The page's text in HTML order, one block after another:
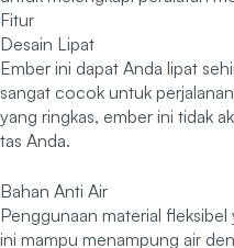
Fitur
Desain Lipat
Ember ini dapat Anda lipat
sangat cocok untuk
yang ringkas, ember ini tidak
tas Anda.
Bahan Anti Air
Penggunaan material
ini mampu menampung air